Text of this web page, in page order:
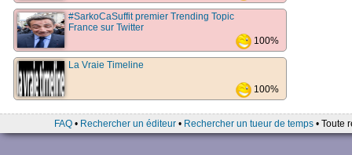
#SarkoCaSuffit premier Trending Topic
France sur Twitter
100%
La Vraie Timeline
100%
FAQ• Rechercher un éditeur• Rechercher un tueur de temps• Toute